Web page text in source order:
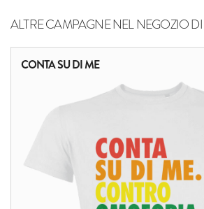
ALTRE CAMPAGNE NEL NEGOZIO DI
CONTA SU DI ME